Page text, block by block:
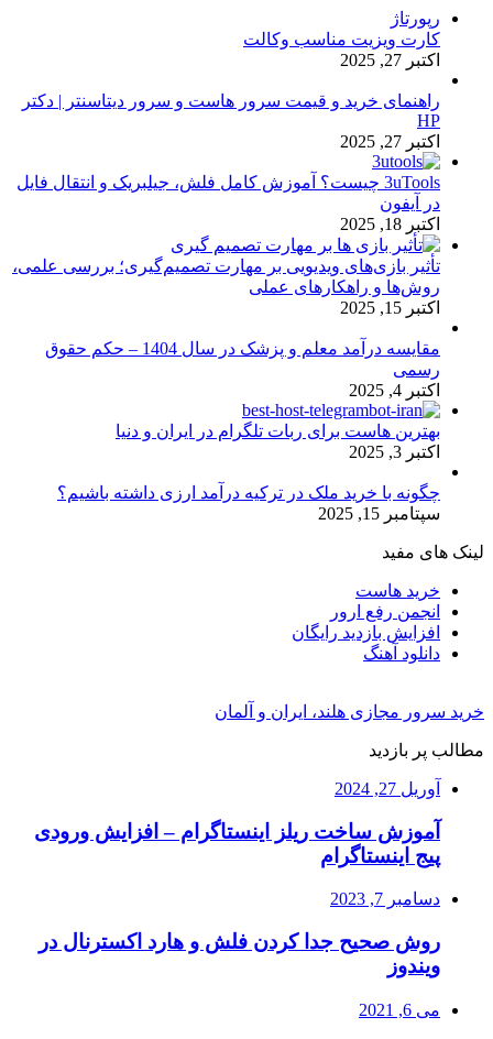
رپورتاژ
کارت ویزیت مناسب وکالت
اکتبر 27, 2025
راهنمای خرید و قیمت سرور هاست و سرور دیتاسنتر | دکتر
HP
اکتبر 27, 2025
3uTools چیست؟ آموزش کامل فلش، جیلبریک و انتقال فایل
در آیفون
اکتبر 18, 2025
تأثیر بازی‌های ویدیویی بر مهارت تصمیم‌گیری؛ بررسی علمی،
روش‌ها و راهکارهای عملی
اکتبر 15, 2025
مقایسه درآمد معلم و پزشک در سال 1404 – حکم حقوق
رسمی
اکتبر 4, 2025
بهترین هاست برای ربات تلگرام در ایران و دنیا
اکتبر 3, 2025
چگونه با خرید ملک در ترکیه درآمد ارزی داشته باشیم؟
سپتامبر 15, 2025
لینک های مفید
خرید هاست
انجمن رفع ارور
افزایش بازدید رایگان
دانلود آهنگ
خرید سرور مجازی هلند، ایران و آلمان
مطالب پر بازدید
آوریل 27, 2024
آموزش ساخت ریلز اینستاگرام – افزایش ورودی
پیج اینستاگرام
دسامبر 7, 2023
روش صحیح جدا کردن فلش و هارد اکسترنال در
ویندوز
می 6, 2021